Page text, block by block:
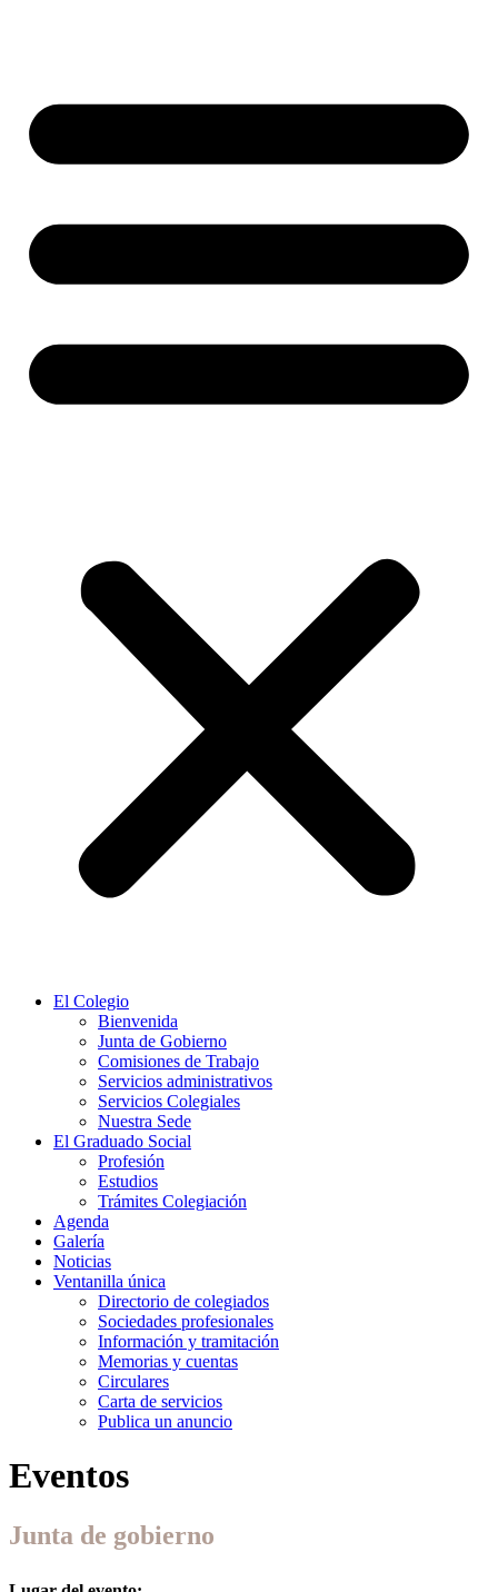
El Colegio
Bienvenida
Junta de Gobierno
Comisiones de Trabajo
Servicios administrativos
Servicios Colegiales
Nuestra Sede
El Graduado Social
Profesión
Estudios
Trámites Colegiación
Agenda
Galería
Noticias
Ventanilla única
Directorio de colegiados
Sociedades profesionales
Información y tramitación
Memorias y cuentas
Circulares
Carta de servicios
Publica un anuncio
Eventos
Junta de gobierno